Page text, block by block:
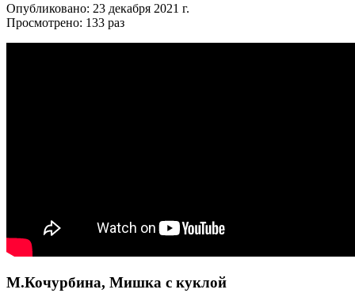
Опубликовано: 23 декабря 2021 г.
Просмотрено: 133 раз
М.Кочурбина, Мишка с куклой